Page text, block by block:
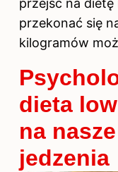
przejść na
przekonać się
kilogramów
dieta low
na
jedzenia